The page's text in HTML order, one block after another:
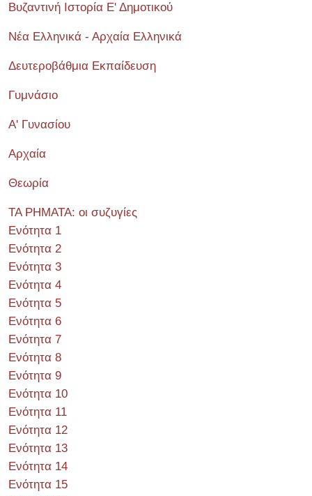
Βυζαντινή Ιστορία Ε' Δημοτικού
Νέα Ελληνικά - Αρχαία Ελληνικά
Δευτεροβάθμια Εκπαίδευση
Γυμνάσιο
Α' Γυνασίου
Αρχαία
Θεωρία
ΤΑ ΡΗΜΑΤΑ: οι συζυγίες
Ενότητα 1
Ενότητα 2
Ενότητα 3
Ενότητα 4
Ενότητα 5
Ενότητα 6
Ενότητα 7
Ενότητα 8
Ενότητα 9
Ενότητα 10
Ενότητα 11
Ενότητα 12
Ενότητα 13
Ενότητα 14
Ενότητα 15